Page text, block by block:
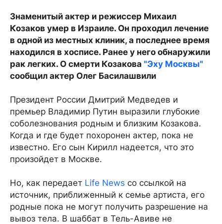
Знаменитый актер и режиссер Михаил
Козаков умер в Израиле. Он проходил лечение
в одной из местных клиник, а последнее время
находился в хосписе. Ранее у него обнаружили
рак легких. О смерти Козакова "Эху Москвы"
сообщил актер Олег Басилашвили
Президент России Дмитрий Медведев и
премьер Владимир Путин выразили глубокие
соболезнования родным и близким Козакова.
Когда и где будет похоронен актер, пока не
известно. Его сын Кирилл надеется, что это
произойдет в Москве.
Но, как передает Life News со ссылкой на
источник, приближенный к семье артиста, его
родные пока не могут получить разрешение на
вывоз тела. В шаббат в Тель-Авиве не